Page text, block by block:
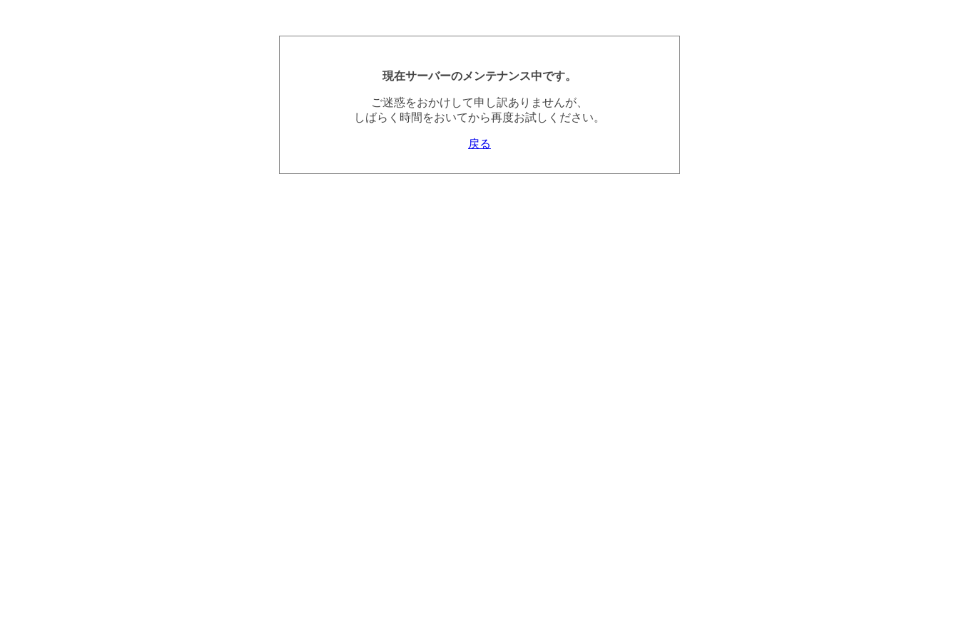
現在サーバーのメンテナンス中です。
ご迷惑をおかけして申し訳ありませんが、
しばらく時間をおいてから再度お試しください。
戻る